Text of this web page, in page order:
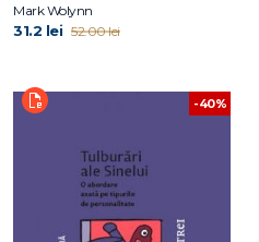
Mark Wolynn
31.2 lei 52.00 lei
-40%